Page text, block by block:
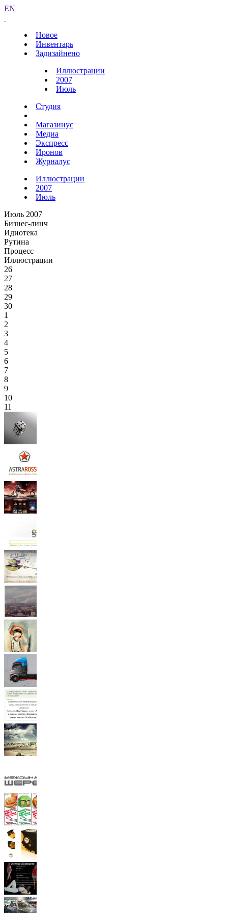
EN
Новое
Инвентарь
Задизайнено
Иллюстрации
2007
Июль
Студия
Магазинус
Медиа
Экспресс
Иронов
Журналус
Иллюстрации
2007
Июль
Июль 2007
Бизнес-линч
Идиотека
Рутина
Процесс
Иллюстрации
26
27
28
29
30
1
2
3
4
5
6
7
8
9
10
11